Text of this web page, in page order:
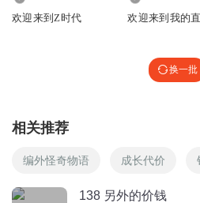
欢迎来到Z时代 欢迎来到我的
换一批
相关推荐
编外怪奇物语 成长代价
138 另外的价钱